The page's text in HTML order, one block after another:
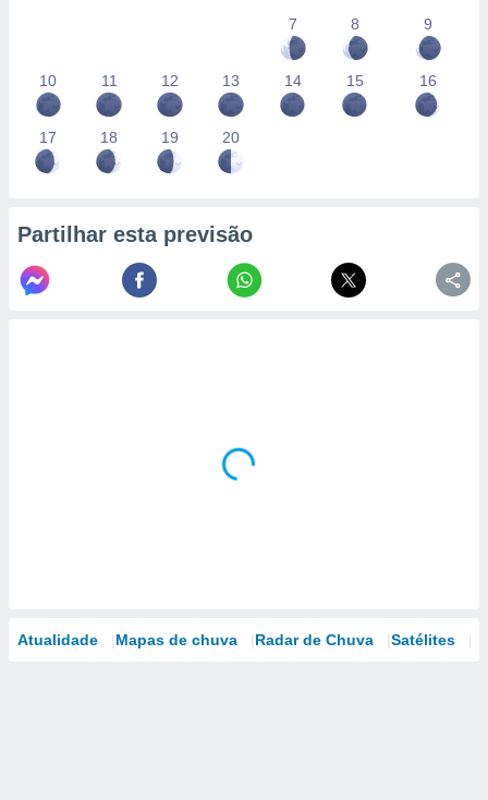
7
8 9
10 11 12 13 14 15 16
17 18 19 20
Partilhar esta previsão
Atualidade Mapas de chuva Radar de Chuva Satélites